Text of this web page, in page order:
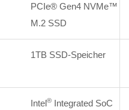
PCIe® Gen4 NVMe™
M.2 SSD
1TB SSD-Speicher
Intel® Integrated SoC